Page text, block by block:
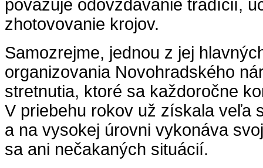
považuje odovzdávanie tradícií,
zhotovovanie krojov.
Samozrejme, jednou z jej
organizovania Novohradského
stretnutia, ktoré sa každoročne
V priebehu rokov už získala veľa
a na vysokej úrovni vykonáva
sa ani nečakaných situácií.